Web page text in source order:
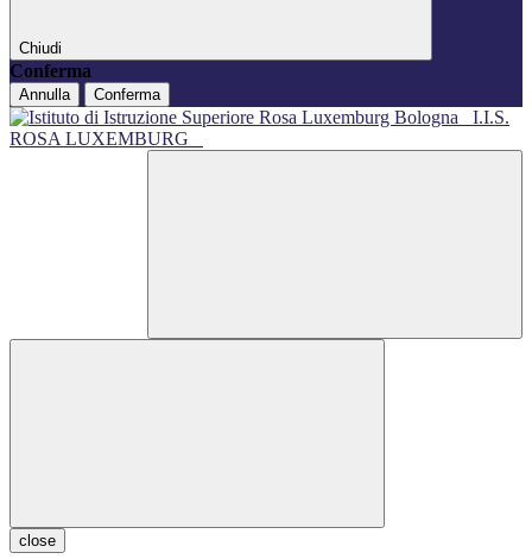
Chiudi
Conferma
Annulla Conferma
I.I.S.
ROSA LUXEMBURG
close